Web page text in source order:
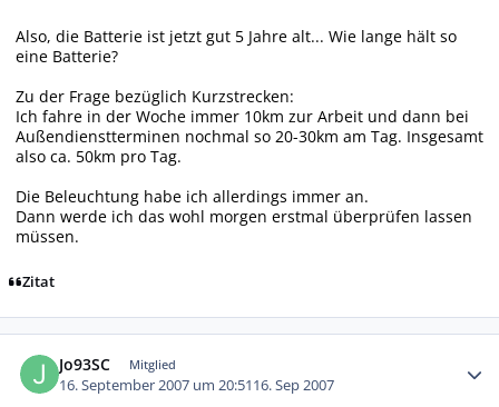
Also, die Batterie ist jetzt gut 5 Jahre alt... Wie lange hält so
eine Batterie?
Zu der Frage bezüglich Kurzstrecken:
Ich fahre in der Woche immer 10km zur Arbeit und dann bei
Außendienstterminen nochmal so 20-30km am Tag. Insgesamt
also ca. 50km pro Tag.
Die Beleuchtung habe ich allerdings immer an.
Dann werde ich das wohl morgen erstmal überprüfen lassen
müssen.
Zitat
Jo93SC Mitglied
16. September 2007 um 20:5116. Sep 2007